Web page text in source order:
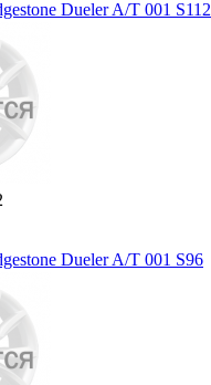
Dueler A/T 001 S112
Dueler A/T 001 S96